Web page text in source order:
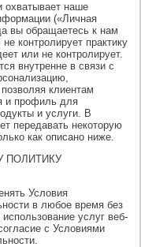
охватывает наше
(«Личная
вы обращаетесь к нам
контролирует практику
или не контролирует.
внутренне в связи с
клиентам
и профиль для
и услуги. В
передавать некоторую
как описано ниже.
ПОЛИТИКУ
Условия
в любое время без
услуг веб-
с Условиями